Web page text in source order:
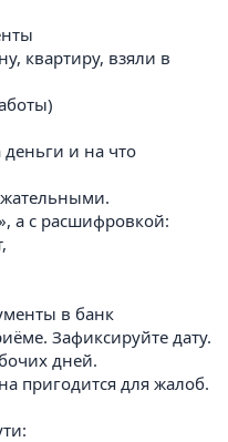
квартиру, взяли в
и на что
а с расшифровкой:
в банк
Зафиксируйте дату.
дней.
пригодится для жалоб.